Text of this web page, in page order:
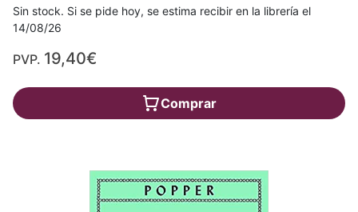
Sin stock. Si se pide hoy, se estima recibir en la librería el
14/08/26
PVP. 19,40€
Comprar